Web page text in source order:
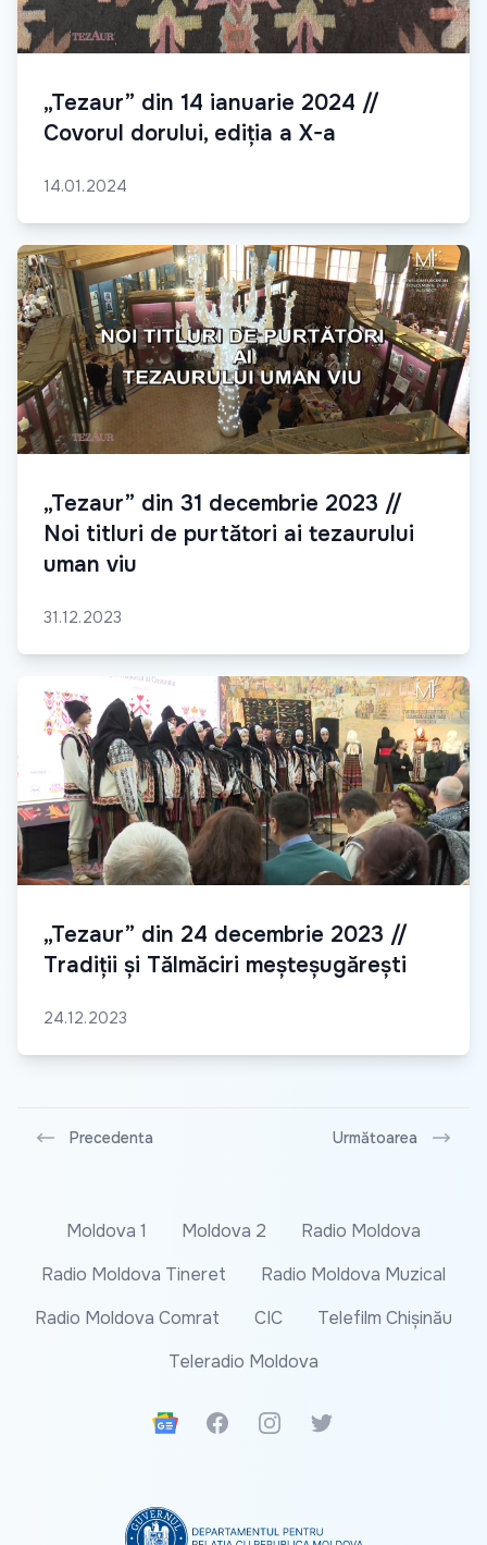
„Tezaur” din 14 ianuarie 2024 //
Covorul dorului, ediția a X-a
14.01.2024
„Tezaur” din 31 decembrie 2023 //
Noi titluri de purtători ai tezaurului
uman viu
31.12.2023
„Tezaur” din 24 decembrie 2023 //
Tradiții și Tălmăciri meșteșugărești
24.12.2023
Precedenta Următoarea
Moldova 1 Moldova 2
Radio Moldova
Radio Moldova Tineret
Radio Moldova Muzical
Radio Moldova Comrat
CIC
Telefilm Chișinău
Teleradio Moldova
Google News
FacebookInstagramTwitter